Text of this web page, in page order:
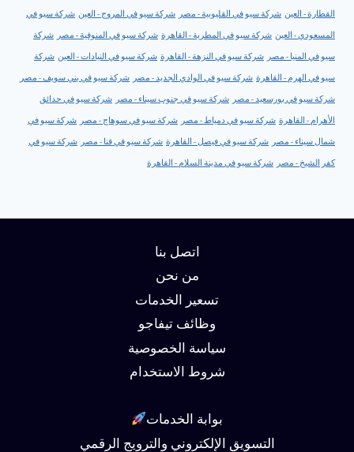
القطارة - العين شركة سيو في القليوبية - مصر شركة سيو في المروج - العين شركة سيو في
المسعودي - العين شركة سيو في المطرية - القاهرة شركة سيو في المنوفية - مصر شركة
سيو في المنيا - مصر شركة سيو في النزهة - القاهرة شركة سيو في النيادات - العين شركة
سيو في الهرم - القاهرة شركة سيو في الوادي الجديد - مصر شركة سيو في بني سويف - مصر
شركة سيو في بورسعيد - مصر شركة سيو في جنوب سيناء - مصر شركة سيو في حدائق
الأهرام - القاهرة شركة سيو في دمياط - مصر شركة سيو في سوهاج - مصر شركة سيو في
شمال سيناء - مصر شركة سيو في فيصل - القاهرة شركة سيو في قنا - مصر شركة سيو في
كفر الشيخ - مصر شركة سيو في مدينة السلام - القاهرة
اتصل بنا
من نحن
تسعير الخدمات
وظائف تيفاجو
سياسة الخصوصية
شروط الاستخدام
بوابة الخدمات
التسويق الإلكتروني والترويج الرقمي